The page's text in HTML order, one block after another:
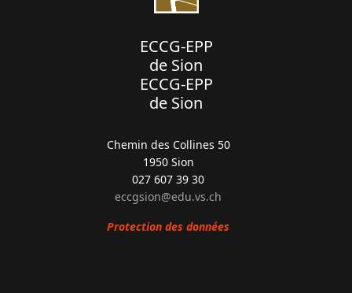
ECCG-EPP
de Sion
ECCG-EPP
de Sion
Chemin des Collines 50
1950 Sion
027 607 39 30
eccgsion@edu.vs.ch
Protection des données